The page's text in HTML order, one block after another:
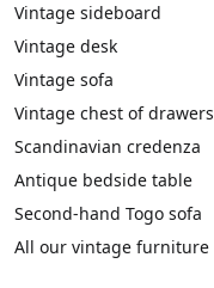
Vintage sideboard
Vintage desk
Vintage sofa
Vintage chest of drawers
Scandinavian credenza
Antique bedside table
Second-hand Togo sofa
All our vintage furniture